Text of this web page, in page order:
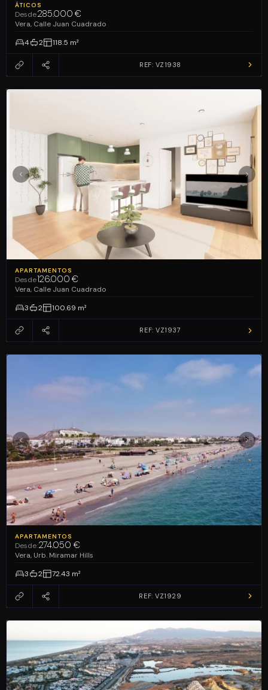
ÁTICOS
Desde285.000 €
Vera, Calle Juan Cuadrado
4
2 118.5 m²
REF: VZ1938
APARTAMENTOS
Desde126.000 €
Vera, Calle Juan Cuadrado
3
2 100.69 m²
REF: VZ1937
APARTAMENTOS
Desde:274.050 €
Vera, Urb. Miramar Hills
3
2 72.43 m²
REF: VZ1929